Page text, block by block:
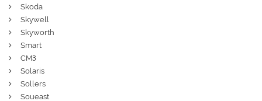
Skoda
Skywell
Skyworth
Smart
СМЗ
Solaris
Sollers
Soueast